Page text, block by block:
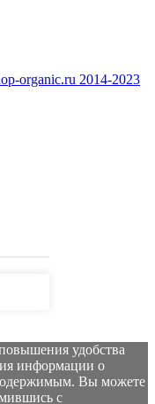
organic.ru 2014-2023
удобства
информации о
Вы можете
с